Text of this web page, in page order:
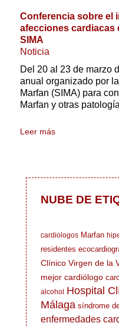
Conferencia sobre el
afecciones cardiacas
SIMA
Noticia
Del 20 al 23 de marzo
anual organizado por
Marfan (SIMA) para
Marfan y otras
Leer más
NUBE DE
cardiologos Marfan
residentes
Clínico Virgen de la
mejor cardiólogo
alcohol Hospital
Málaga síndrome
enfermedades